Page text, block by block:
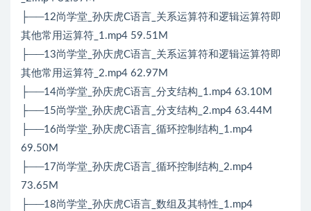
├──12尚学堂_孙庆虎C语言_关系运算符和逻辑运算符即
其他常用运算符_1.mp4 59.51M
├──13尚学堂_孙庆虎C语言_关系运算符和逻辑运算符即
其他常用运算符_2.mp4 62.97M
├──14尚学堂_孙庆虎C语言_分支结构_1.mp4 63.10M
├──15尚学堂_孙庆虎C语言_分支结构_2.mp4 63.44M
├──16尚学堂_孙庆虎C语言_循环控制结构_1.mp4
69.50M
├──17尚学堂_孙庆虎C语言_循环控制结构_2.mp4
73.65M
├──18尚学堂_孙庆虎C语言_数组及其特性_1.mp4